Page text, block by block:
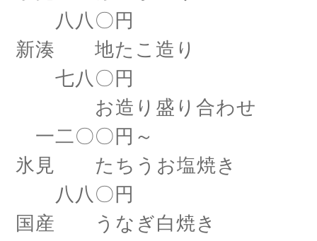
八八〇円
新湊 地たこ造り
七八〇円
お造り盛り合わせ
一二〇〇円～
氷見 たちうお塩焼き
八八〇円
国産 うなぎ白焼き